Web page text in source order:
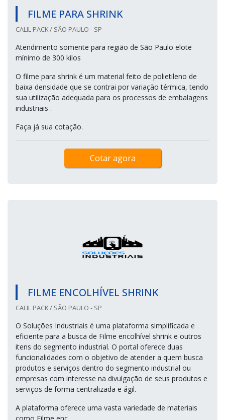
FILME PARA SHRINK
CALIL PACK / SÃO PAULO - SP
Atendimento somente para região de São Paulo elote
mínimo de 300 kilos
O filme para shrink é um material feito de polietileno de
baixa densidade que se contrai por variação térmica, tendo
sua utilização adequada para os processos de embalagens
industriais .
Faça já sua cotação.
Cotar agora
FILME ENCOLHÍVEL SHRINK
CALIL PACK / SÃO PAULO - SP
O Soluções Industriais é uma plataforma simplificada e
eficiente para a busca de Filme encolhível shrink e outros
itens do segmento industrial. O portal oferece duas
funcionalidades com o objetivo de atender a quem busca
produtos e serviços dentro do segmento industrial ou
empresas com interesse na divulgação de seus produtos e
serviços de forma centralizada e ágil.
A plataforma oferece uma vasta variedade de materiais
como Filme enc...